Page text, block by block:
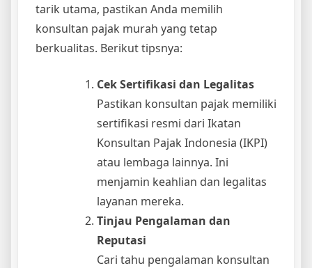
tarik utama, pastikan Anda memilih
konsultan pajak murah yang tetap
berkualitas. Berikut tipsnya:
Cek Sertifikasi dan Legalitas
Pastikan konsultan pajak memiliki
sertifikasi resmi dari Ikatan
Konsultan Pajak Indonesia (IKPI)
atau lembaga lainnya. Ini
menjamin keahlian dan legalitas
layanan mereka.
Tinjau Pengalaman dan
Reputasi
Cari tahu pengalaman konsultan